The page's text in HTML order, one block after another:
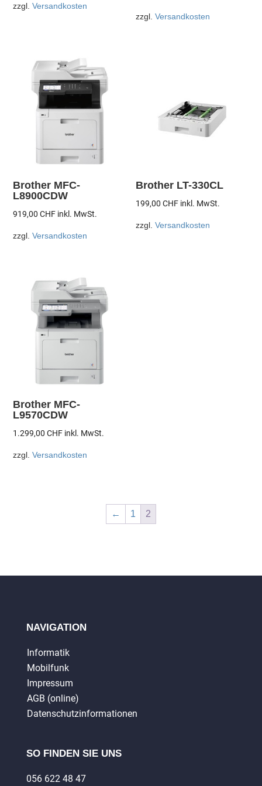
zzgl.Versandkosten
zzgl.Versandkosten
Brother MFC-
L8900CDW
919,00CHF inkl. MwSt.
zzgl.Versandkosten
Brother LT-330CL
199,00CHF inkl. MwSt.
zzgl.Versandkosten
Brother MFC-
L9570CDW
1.299,00CHF inkl. MwSt.
zzgl.Versandkosten
← 1 2
NAVIGATION
Informatik
Mobilfunk
Impressum
AGB (online)
Datenschutzinformationen
SO FINDEN SIE UNS
056 622 48 47